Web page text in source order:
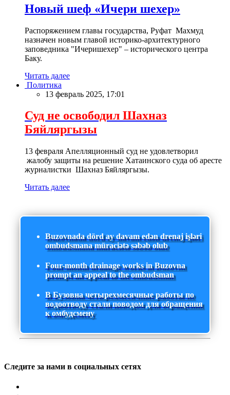
Новый шеф «Ичери шехер»
Распоряжением главы государства, Руфат Махмуд
назначен новым главой историко-архитектурного
заповедника "Ичеришехер" – исторического центра
Баку.
Читать далее
Политика
13 февраль 2025, 17:01
Суд не освободил Шахназ
Бяйляргызы
13 февраля Апелляционный суд не удовлетворил
жалобу защиты на решение Хатаинского суда об аресте
журналистки Шахназ Бяйляргызы.
Читать далее
Buzovnada dörd ay davam edən drenaj işləri
ombudsmana müraciətə səbəb olub
Four-month drainage works in Buzovna
prompt an appeal to the ombudsman
В Бузовна четырехмесячные работы по
водоотводу стали поводом для обращения
к омбудсмену
Следите за нами в социальных сетях